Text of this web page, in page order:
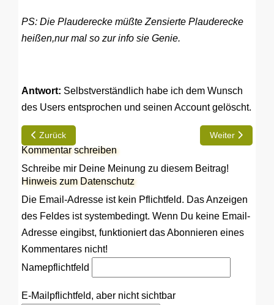
PS: Die Plauderecke müßte Zensierte Plauderecke
heißen,nur mal so zur info sie Genie.
Antwort: Selbstverständlich habe ich dem Wunsch
des Users entsprochen und seinen Account gelöscht.
Vorheriger Beitrag: Ich würde mich gerne einloggen
Zurück Nächster
Weiter
Kommentar schreiben
Schreibe mir Deine Meinung zu diesem Beitrag!
Hinweis zum Datenschutz
Die Email-Adresse ist kein Pflichtfeld. Das Anzeigen
des Feldes ist systembedingt. Wenn Du keine Email-
Adresse eingibst, funktioniert das Abonnieren eines
Kommentares nicht!
Namepflichtfeld
E-Mail pflichtfeld, aber nicht sichtbar